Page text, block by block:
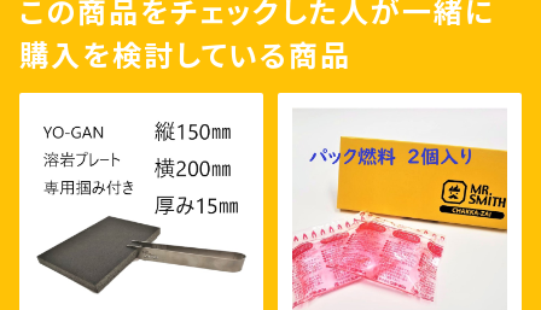
この商品をチェックした人が一緒に
購入を検討している商品